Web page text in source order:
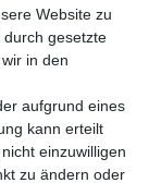
Website zu
gesetzte
in den
aufgrund eines
kann erteilt
einzuwilligen
zu ändern oder